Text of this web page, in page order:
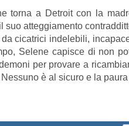
torna a Detroit con la
atteggiamento
cicatrici indelebili,
Selene capisce di non
per provare a
è al sicuro e la